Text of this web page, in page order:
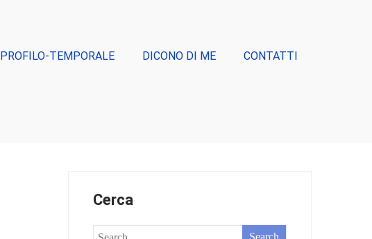
PROFILO-TEMPORALE DICONO DI ME CONTATTI
Cerca